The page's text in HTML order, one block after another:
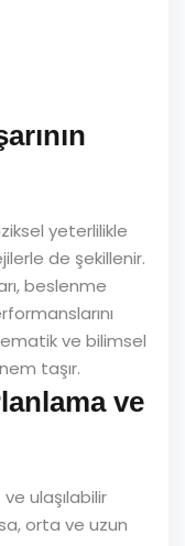
yeterlilikle
de şekillenir.
beslenme
ve bilimsel
taşır.
ve
ulaşılabilir
orta ve uzun